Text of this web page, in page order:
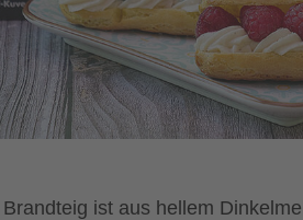
ist aus hellem